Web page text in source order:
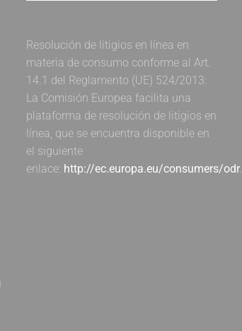
Resolución de litigios en línea en
materia de consumo conforme al Art.
14.1 del Reglamento (UE) 524/2013:
La Comisión Europea facilita una
plataforma de resolución de litigios en
línea, que se encuentra disponible en
el siguiente
enlace: http://ec.europa.eu/consumers/odr.